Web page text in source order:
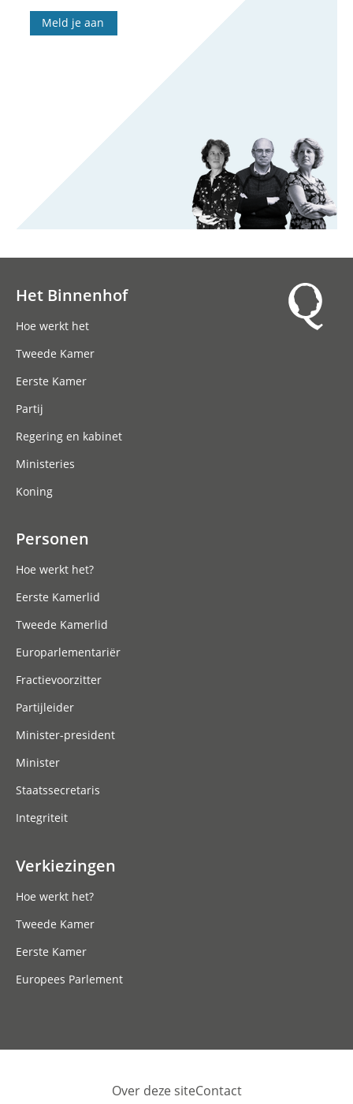
Meld je aan
Het Binnenhof
Hoe werkt het
Tweede Kamer
Eerste Kamer
Partij
Regering en kabinet
Ministeries
Koning
Personen
Hoe werkt het?
Eerste Kamerlid
Tweede Kamerlid
Europarlementariër
Fractievoorzitter
Partijleider
Minister-president
Minister
Staatssecretaris
Integriteit
Verkiezingen
Hoe werkt het?
Tweede Kamer
Eerste Kamer
Europees Parlement
Over deze siteContact